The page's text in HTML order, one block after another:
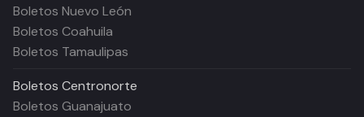
Boletos Nuevo León
Boletos Coahuila
Boletos Tamaulipas
Boletos Centronorte
Boletos Guanajuato